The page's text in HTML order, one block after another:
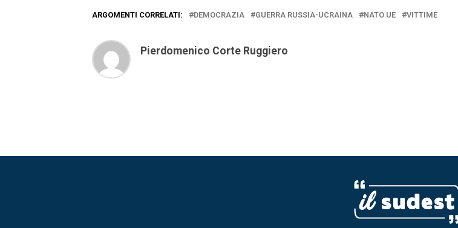
ARGOMENTI CORRELATI: DEMOCRAZIA GUERRA RUSSIA-UCRAINA NATO UE VITTIME
Pierdomenico Corte Ruggiero